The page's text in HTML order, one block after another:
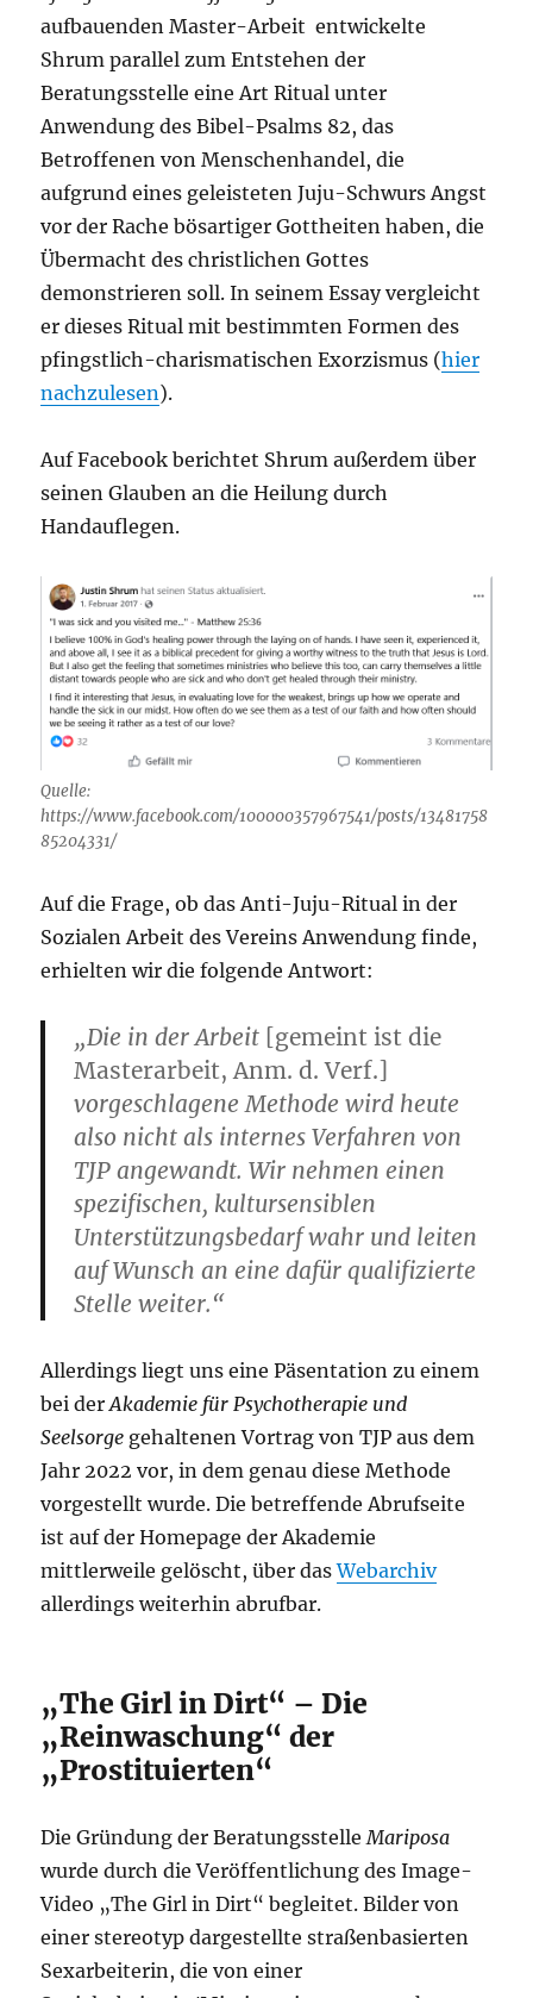
aufbauenden Master-Arbeit entwickelte
Shrum parallel zum Entstehen der
Beratungsstelle eine Art Ritual unter
Anwendung des Bibel-Psalms 82, das
Betroffenen von Menschenhandel, die
aufgrund eines geleisteten Juju-Schwurs Angst
vor der Rache bösartiger Gottheiten haben, die
Übermacht des christlichen Gottes
demonstrieren soll. In seinem Essay vergleicht
er dieses Ritual mit bestimmten Formen des
pfingstlich-charismatischen Exorzismus (hier
nachzulesen).
Auf Facebook berichtet Shrum außerdem über
seinen Glauben an die Heilung durch
Handauflegen.
Quelle:
https://www.facebook.com/100000357967541/posts/13481758
85204331/
Auf die Frage, ob das Anti-Juju-Ritual in der
Sozialen Arbeit des Vereins Anwendung finde,
erhielten wir die folgende Antwort:
„Die in der Arbeit [gemeint ist die
Masterarbeit, Anm. d. Verf.]
vorgeschlagene Methode wird heute
also nicht als internes Verfahren von
TJP angewandt. Wir nehmen einen
spezifischen, kultursensiblen
Unterstützungsbedarf wahr und leiten
auf Wunsch an eine dafür qualifizierte
Stelle weiter.“
Allerdings liegt uns eine Päsentation zu einem
bei derAkademie für Psychotherapie und
Seelsorge gehaltenen Vortrag von TJP aus dem
Jahr 2022 vor, in dem genau diese Methode
vorgestellt wurde. Die betreffende Abrufseite
ist auf der Homepage der Akademie
mittlerweile gelöscht, über dasWebarchiv
allerdings weiterhin abrufbar.
„The Girl in Dirt“ – Die
„Reinwaschung“ der
„Prostituierten“
Die Gründung der BeratungsstelleMariposa
wurde durch die Veröffentlichung des Image-
Video „The Girl in Dirt“ begleitet. Bilder von
einer stereotyp dargestellte straßenbasierten
Sexarbeiterin, die von einer